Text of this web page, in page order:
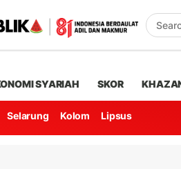
SYARIAH SKOR
Selarung Kolom Lipsus